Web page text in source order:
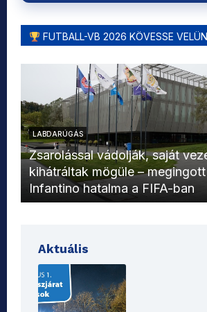
FUTBALL-VB 2026 KÖVESSE
LABDARÚGÁS
Zsarolással vádolják, saját
kihátráltak mögüle – megingott
Infantino hatalma a FIFA-ban
Aktuális